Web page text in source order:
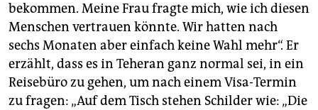
bekommen. Meine Frau fragte mich, wie ich diesen
Menschen vertrauen könnte. Wir hatten nach
sechs Monaten aber einfach keine Wahl mehr“. Er
erzählt, dass es in Teheran ganz normal sei, in ein
Reisebüro zu gehen, um nach einem Visa-Termin
zu fragen: „Auf dem Tisch stehen Schilder wie: „Die